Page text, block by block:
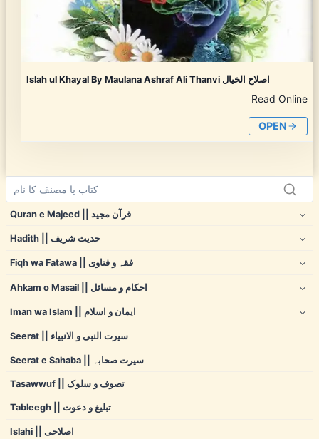
Islah ul Khayal By Maulana Ashraf Ali Thanvi اصلاح الخیال
Read Online
OPEN
Quran e Majeed || قرآن مجید
Hadith || حدیث شریف
Fiqh wa Fatawa || فقہ و فتاوی
Ahkam o Masail || احکام و مسائل
Iman wa Islam || ایمان و اسلام
Seerat || سیرت النبی و الانبیاء
Seerat e Sahaba || سیرت صحابہ
Tasawwuf || تصوف و سلوک
Tableegh || تبلیغ و دعوت
Islahi || اصلاحی